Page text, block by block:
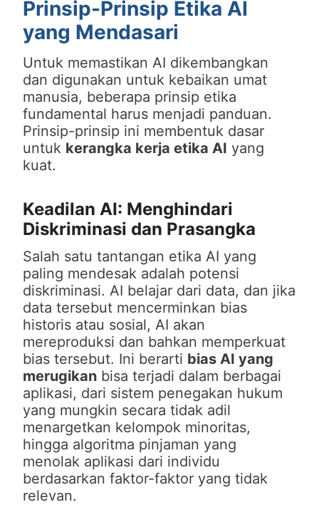
Prinsip-Prinsip Etika AI
yang Mendasari
Untuk memastikan AI dikembangkan
dan digunakan untuk kebaikan umat
manusia, beberapa prinsip etika
fundamental harus menjadi panduan.
Prinsip-prinsip ini membentuk dasar
untuk kerangka kerja etika AI yang
kuat.
Keadilan AI: Menghindari
Diskriminasi dan Prasangka
Salah satu tantangan etika AI yang
paling mendesak adalah potensi
diskriminasi. AI belajar dari data, dan jika
data tersebut mencerminkan bias
historis atau sosial, AI akan
mereproduksi dan bahkan memperkuat
bias tersebut. Ini berarti bias AI yang
merugikan bisa terjadi dalam berbagai
aplikasi, dari sistem penegakan hukum
yang mungkin secara tidak adil
menargetkan kelompok minoritas,
hingga algoritma pinjaman yang
menolak aplikasi dari individu
berdasarkan faktor-faktor yang tidak
relevan.